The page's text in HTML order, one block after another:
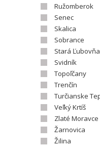
Ružomberok
Senec
Skalica
Sobrance
Stará Ľubovňa
Svidník
Topoľčany
Trenčín
Turčianske
Veľký Krtíš
Zlaté Moravce
Žarnovica
Žilina